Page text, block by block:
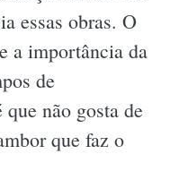
essas obras. O
a importância da
de
não gosta de
que faz o